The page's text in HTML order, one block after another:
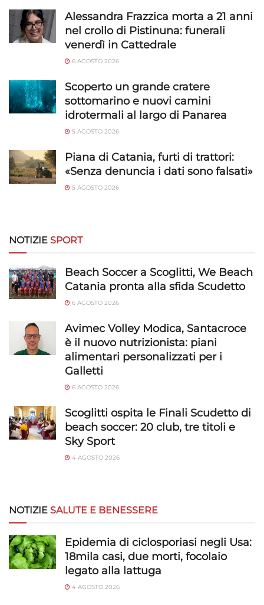
Funzionalità Sempre attivo
Abbinare e combinare dati provenienti da altre
trasmesse automaticamente.
Utilizzare dati di geolocalizzazione precisi,
Garantire la sicurezza, prevenire e
rilevare frodi, correggere errori, Erogare
Alessandra Frazzica morta a 21 anni
nel crollo di Pistinuna: funerali
venerdì in Cattedrale
6 AGOSTO 2026
Scoperto un grande cratere
sottomarino e nuovi camini
idrotermali al largo di Panarea
5 AGOSTO 2026
Piana di Catania, furti di trattori:
«Senza denuncia i dati sono falsati»
5 AGOSTO 2026
NOTIZIE SPORT
Beach Soccer a Scoglitti, We Beach
Catania pronta alla sfida Scudetto
6 AGOSTO 2026
Avimec Volley Modica, Santacroce
è il nuovo nutrizionista: piani
alimentari personalizzati per i
Galletti
6 AGOSTO 2026
Scoglitti ospita le Finali Scudetto di
beach soccer: 20 club, tre titoli e
Sky Sport
4 AGOSTO 2026
NOTIZIE SALUTE E BENESSERE
Epidemia di ciclosporiasi negli Usa:
18mila casi, due morti, focolaio
legato alla lattuga
4 AGOSTO 2026